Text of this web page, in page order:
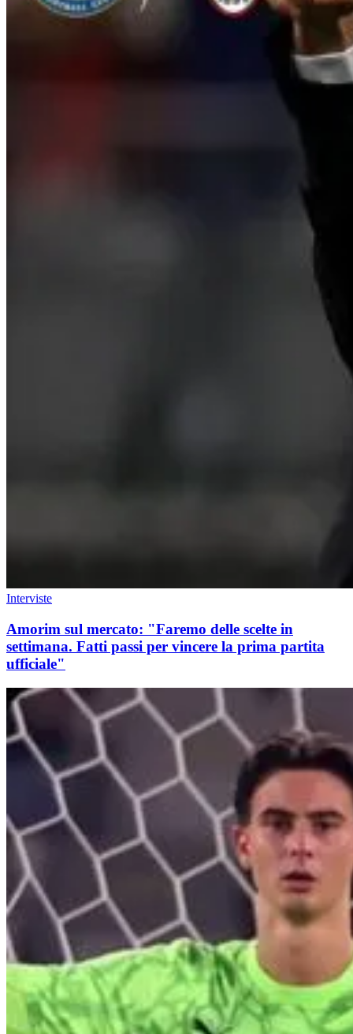
Interviste
Amorim sul mercato: "Faremo delle scelte in
settimana. Fatti passi per vincere la prima partita
ufficiale"